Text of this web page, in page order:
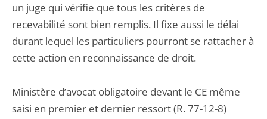
un juge qui vérifie que tous les critères de
recevabilité sont bien remplis. Il fixe aussi le délai
durant lequel les particuliers pourront se rattacher à
cette action en reconnaissance de droit.
Ministère d’avocat obligatoire devant le CE même
saisi en premier et dernier ressort (R. 77-12-8)